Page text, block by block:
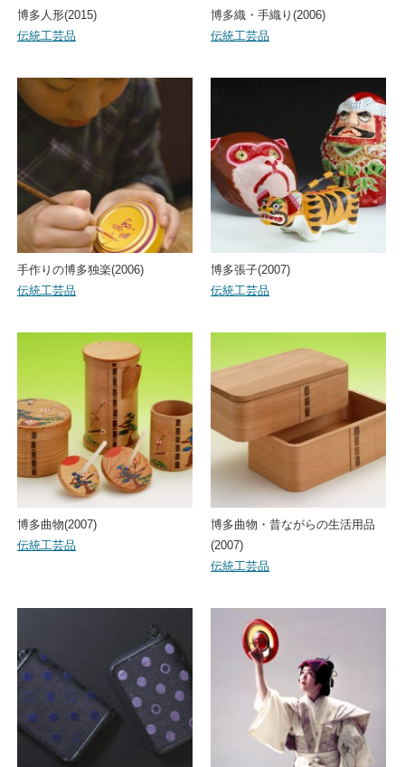
博多人形(2015)
伝統工芸品
博多織・手織り(2006)
伝統工芸品
手作りの博多独楽(2006)
伝統工芸品
博多張子(2007)
伝統工芸品
博多曲物(2007)
伝統工芸品
博多曲物・昔ながらの生活用品
(2007)
伝統工芸品